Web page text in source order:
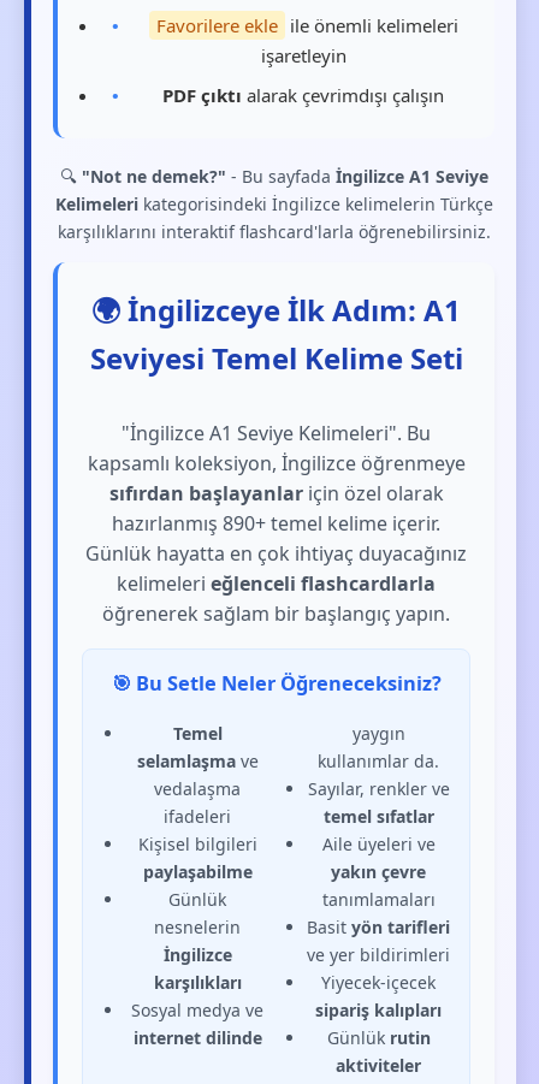
Favorilere ekle ile önemli kelimeleri
işaretleyin
PDF çıktı alarak çevrimdışı çalışın
🔍 "Not ne demek?" - Bu sayfada İngilizce A1 Seviye
Kelimelerikategorisindeki İngilizce kelimelerin Türkçe
karşılıklarını interaktif flashcard'larla öğrenebilirsiniz.
🌍 İngilizceye İlk Adım: A1
Seviyesi Temel Kelime Seti
"İngilizce A1 Seviye Kelimeleri". Bu
kapsamlı koleksiyon, İngilizce öğrenmeye
sıfırdan başlayanlariçin özel olarak
hazırlanmış 890+ temel kelime içerir.
Günlük hayatta en çok ihtiyaç duyacağınız
kelimelerieğlenceli flashcardlarla
öğrenerek sağlam bir başlangıç yapın.
🎯 Bu Setle Neler Öğreneceksiniz?
Temel
selamlaşmave
vedalaşma
ifadeleri
Kişisel bilgileri
paylaşabilme
Günlük
nesnelerin
İngilizce
karşılıkları
Sosyal medya ve
internet dilinde
yaygın
kullanımlar da.
Sayılar, renkler ve
temel sıfatlar
Aile üyeleri ve
yakın çevre
tanımlamaları
Basityön tarifleri
ve yer bildirimleri
Yiyecek-içecek
sipariş kalıpları
Günlük rutin
aktiviteler